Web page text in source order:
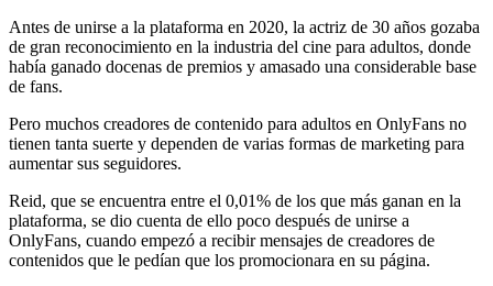
Antes de unirse a la plataforma en 2020, la actriz de 30 años gozaba
de gran reconocimiento en la industria del cine para adultos, donde
había ganado docenas de premios y amasado una considerable base
de fans.
Pero muchos creadores de contenido para adultos en OnlyFans no
tienen tanta suerte y dependen de varias formas de marketing para
aumentar sus seguidores.
Reid, que se encuentra entre el 0,01% de los que más ganan en la
plataforma, se dio cuenta de ello poco después de unirse a
OnlyFans, cuando empezó a recibir mensajes de creadores de
contenidos que le pedían que los promocionara en su página.